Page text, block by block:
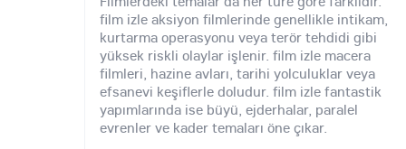
film izle aksiyon filmlerinde genellikle intikam,
kurtarma operasyonu veya terör tehdidi gibi
yüksek riskli olaylar işlenir. film izle macera
filmleri, hazine avları, tarihi yolculuklar veya
efsanevi keşiflerle doludur. film izle fantastik
yapımlarında ise büyü, ejderhalar, paralel
evrenler ve kader temaları öne çıkar.